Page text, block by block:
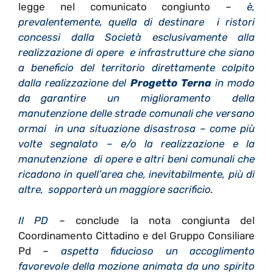
legge nel comunicato congiunto – è,
prevalentemente, quella di destinare i ristori
concessi dalla Società esclusivamente alla
realizzazione di opere e infrastrutture che siano
a beneficio del territorio direttamente colpito
dalla realizzazione del Progetto Ternain modo
da garantire un miglioramento della
manutenzione delle strade comunali che versano
ormai in una situazione disastrosa – come più
volte segnalato – e/o la realizzazione e la
manutenzione di opere e altri beni comunali che
ricadono in quell’area che, inevitabilmente, più di
altre, sopporterà un maggiore sacrificio.
Il PD – conclude la nota congiunta del
Coordinamento Cittadino e del Gruppo Consiliare
Pd – aspetta fiducioso un accoglimento
favorevole della mozione animata da uno spirito